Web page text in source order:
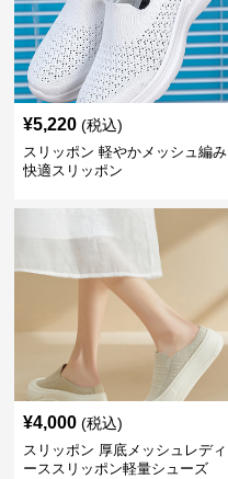
¥5,220 (税込)
スリッポン 軽やかメッシュ編み
快適スリッポン
¥4,000 (税込)
スリッポン 厚底メッシュレディ
ーススリッポン軽量シューズ